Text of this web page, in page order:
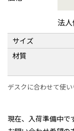
法
サイズ
材質
デスクに合わせて使い
現在、入荷準備中で